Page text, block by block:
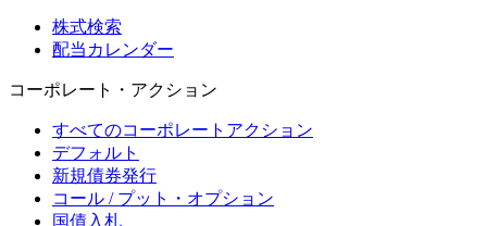
株式検索
配当カレンダー
コーポレート・アクション
すべてのコーポレートアクション
デフォルト
新規債券発行
コール / プット・オプション
国債入札